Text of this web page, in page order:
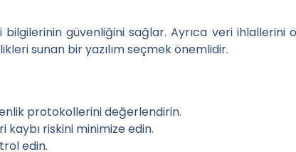
bilgilerinin güvenliğini sağlar. Ayrıca veri ihlallerini
sunan bir yazılım seçmek önemlidir.
protokollerini değerlendirin.
riskini minimize edin.
edin.